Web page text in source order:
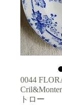
0044
トロー